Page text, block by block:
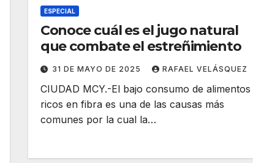
ESPECIAL
Conoce cuál es el jugo natural
que combate el estreñimiento
31 DE MAYO DE 2025 RAFAEL VELÁSQUEZ
CIUDAD MCY.-El bajo consumo de alimentos
ricos en fibra es una de las causas más
comunes por la cual la…